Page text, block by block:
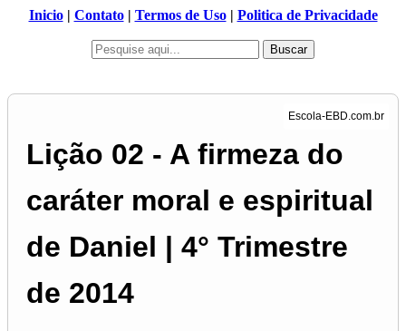
Inicio| Contato| Termos de Uso| Politica de Privacidade
Buscar
Lição 02 - A firmeza do
caráter moral e espiritual
de Daniel | 4° Trimestre
de 2014